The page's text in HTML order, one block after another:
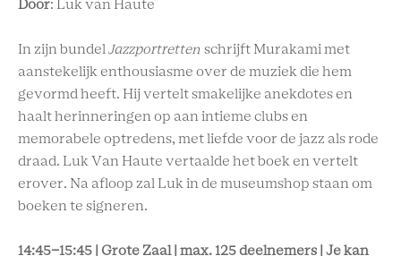
Door: Luk van Haute
In zijn bundel Jazzportretten schrijft Murakami met
aanstekelijk enthousiasme over de muziek die hem
gevormd heeft. Hij vertelt smakelijke anekdotes en
haalt herinneringen op aan intieme clubs en
memorabele optredens, met liefde voor de jazz als rode
draad. Luk Van Haute vertaalde het boek en vertelt
erover. Na afloop zal Luk in de museumshop staan om
boeken te signeren.
14:45-15:45 | Grote Zaal | max. 125 deelnemers | Je kan